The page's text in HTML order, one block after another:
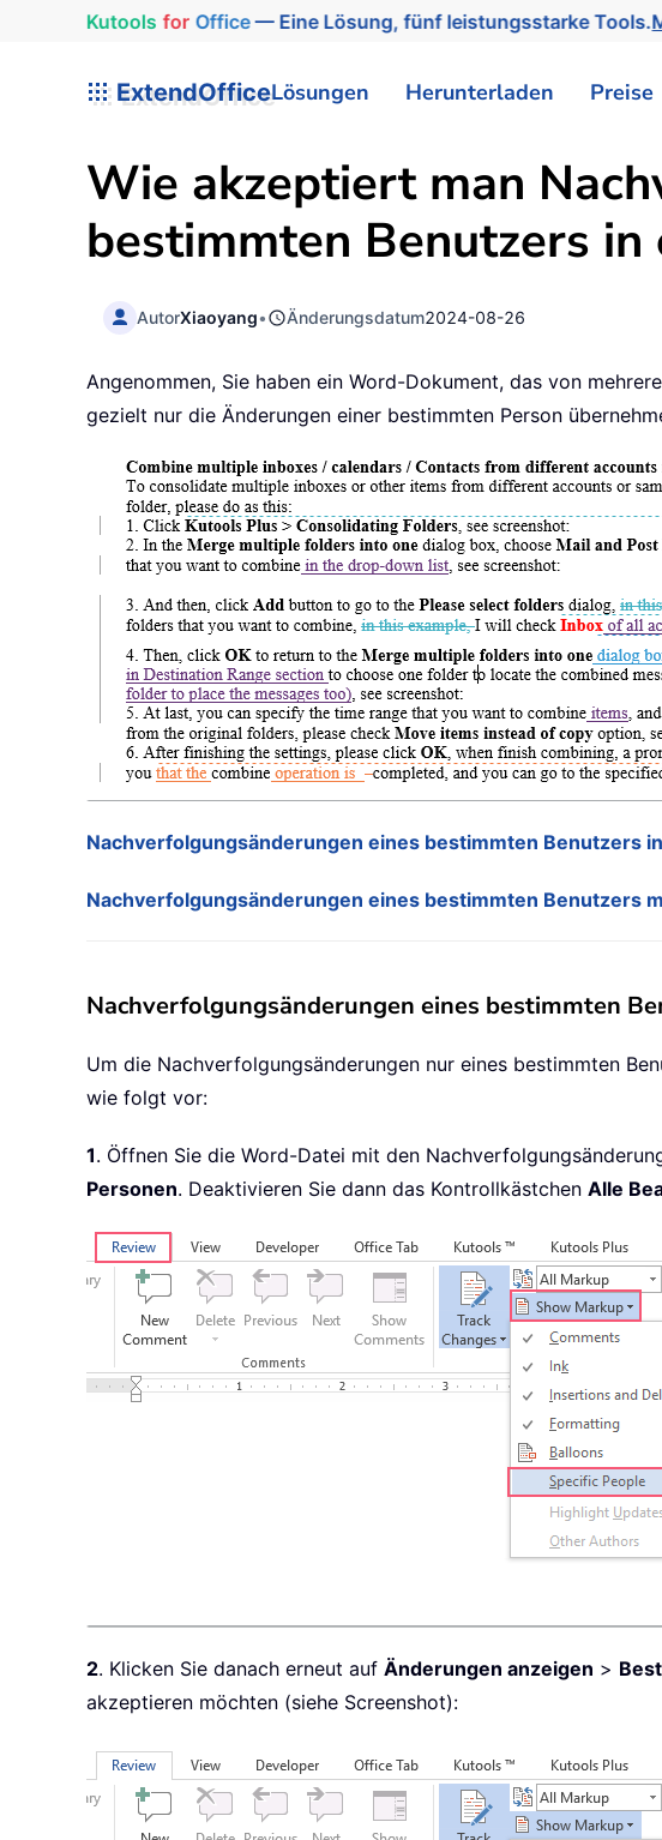
Kutools for Office— Eine Lösung, fünf leistungsstarke Tools.
ExtendOfficeLösungen Herunterladen Preise
Wie akzeptiert man
bestimmten Benutzers
AutorXiaoyang• Änderungsdatum2024-08-26
Angenommen, Sie haben ein Word-Dokument, das von
gezielt nur die Änderungen einer bestimmten Person
Nachverfolgungsänderungen eines bestimmten Benutzers
Nachverfolgungsänderungen eines bestimmten Benutzers
Nachverfolgungsänderungen eines bestimmten
Um die Nachverfolgungsänderungen nur eines bestimmten
wie folgt vor:
1. Öffnen Sie die Word-Datei mit den
Personen. Deaktivieren Sie dann das Kontrollkästchen Alle
2. Klicken Sie danach erneut auf Änderungen anzeigen >
akzeptieren möchten (siehe Screenshot):